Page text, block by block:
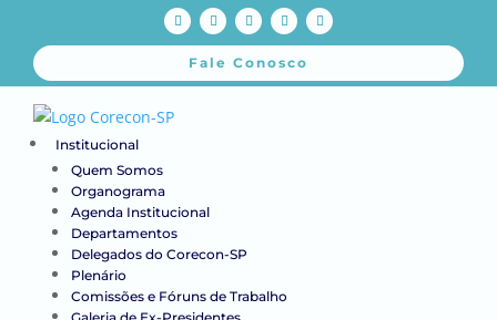
Fale Conosco
Institucional
Quem Somos
Organograma
Agenda Institucional
Departamentos
Delegados do Corecon-SP
Plenário
Comissões e Fóruns de Trabalho